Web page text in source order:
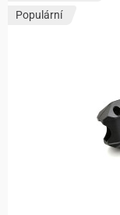
Populární